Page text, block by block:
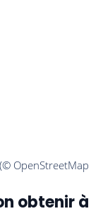
obtenir à